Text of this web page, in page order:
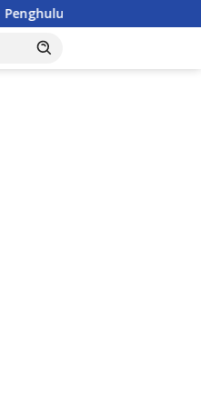
Diminta Aktif Cegah